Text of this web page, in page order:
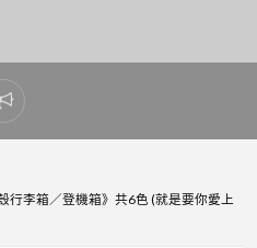
Report
problem
行李箱／登機箱》共6色 (就是要你愛上